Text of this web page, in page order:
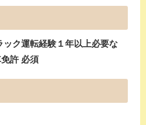
ク運転経験１年以上必要な
許 必須